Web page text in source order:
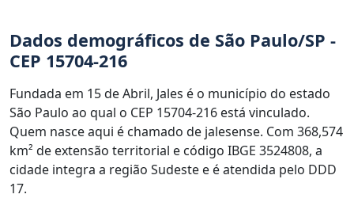
Dados demográficos de São Paulo/SP -
CEP 15704-216
Fundada em 15 de Abril, Jales é o município do estado
São Paulo ao qual o CEP 15704-216 está vinculado.
Quem nasce aqui é chamado de jalesense. Com 368,574
km² de extensão territorial e código IBGE 3524808, a
cidade integra a região Sudeste e é atendida pelo DDD
17.